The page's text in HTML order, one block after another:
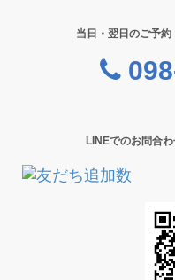
当日・翌日のご予約
LINEでのお問合